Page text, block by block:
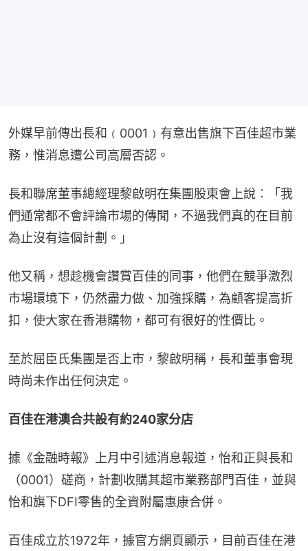
外媒早前傳出長和﹙0001﹚有意出售旗下百佳超市業
務，惟消息遭公司高層否認。
長和聯席董事總經理黎啟明在集團股東會上說︰「我
們通常都不會評論市場的傳聞，不過我們真的在目前
為止沒有這個計劃。」
他又稱，想趁機會讚賞百佳的同事，他們在競爭激烈
市場環境下，仍然盡力做、加強採購，為顧客提高折
扣，使大家在香港購物，都可有很好的性價比。
至於屈臣氏集團是否上市，黎啟明稱，長和董事會現
時尚未作出任何決定。
百佳在港澳合共設有約240家分店
據《金融時報》上月中引述消息報道，怡和正與長和
（0001）磋商，計劃收購其超市業務部門百佳，並與
怡和旗下DFI零售的全資附屬惠康合併。
百佳成立於1972年，據官方網頁顯示，目前百佳在港